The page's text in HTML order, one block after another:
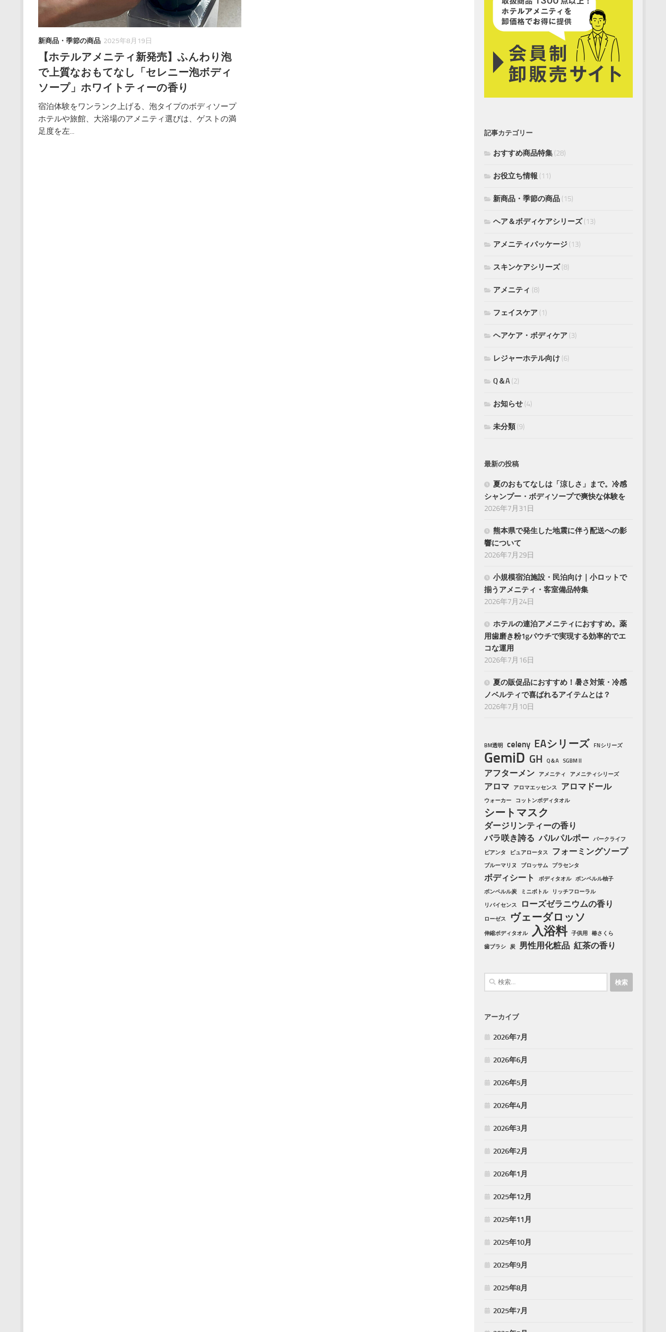
新商品・季節の商品 2025年8月19日
【ホテルアメニティ新発売】ふんわり泡
で上質なおもてなし「セレニー泡ボディ
ソープ」ホワイトティーの香り
宿泊体験をワンランク上げる、泡タイプのボディソープ
ホテルや旅館、大浴場のアメニティ選びは、ゲストの満
足度を左...
記事カテゴリー
おすすめ商品特集 (28)
お役立ち情報 (11)
新商品・季節の商品 (15)
ヘア＆ボディケアシリーズ(13)
アメニティパッケージ (13)
スキンケアシリーズ(8)
アメニティ (8)
フェイスケア (1)
ヘアケア・ボディケア (3)
レジャーホテル向け (6)
Q＆A (2)
お知らせ (4)
未分類 (9)
最新の投稿
夏のおもてなしは「涼しさ」まで。冷感
シャンプー・ボディソープで爽快な体験を
2026年7月31日
熊本県で発生した地震に伴う配送への影
響について
2026年7月29日
小規模宿泊施設・民泊向け｜小ロットで
揃うアメニティ・客室備品特集
2026年7月24日
ホテルの連泊アメニティにおすすめ。薬
用歯磨き粉1gパウチで実現する効率的でエ
コな運用
2026年7月16日
夏の販促品におすすめ！暑さ対策・冷感
ノベルティで喜ばれるアイテムとは？
2026年7月10日
BM透明 celeny EAシリーズ FNシリーズ
GemiD GH Q＆A SGBMⅡ
アフターメン アメニティ アメニティシリーズ
アロマ アロマエッセンス アロマドール
ウォーカー コットンボディタオル
シートマスク
ダージリンティーの香り
バラ咲き誇る パルパルポー パークライフ
ピアンタ ピュアロータス フォーミングソープ
ブルーマリヌ ブロッサム プラセンタ
ボディシート ボディタオル
ボンペルル柚子
ボンペルル炭
ミニボトル リッチフローラル
リバイセンス ローズゼラニウムの香り
ローゼス ヴェーダロッソ
伸縮ボディタオル 入浴料 子供用 椿さくら
歯ブラシ 炭 男性用化粧品 紅茶の香り
検
索:
アーカイブ
2026年7月
2026年6月
2026年5月
2026年4月
2026年3月
2026年2月
2026年1月
2025年12月
2025年11月
2025年10月
2025年9月
2025年8月
2025年7月